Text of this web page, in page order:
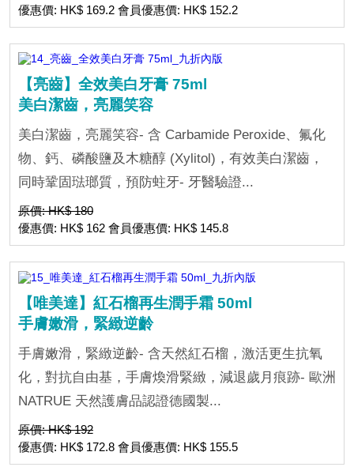
優惠價: HK$ 169.2 會員優惠價: HK$ 152.2
【亮齒】全效美白牙膏 75ml
美白潔齒，亮麗笑容
美白潔齒，亮麗笑容- 含 Carbamide Peroxide、氟化
物、鈣、磷酸鹽及木糖醇 (Xylitol)，有效美白潔齒，
同時鞏固琺瑯質，預防蛀牙- 牙醫驗證...
原價: HK$ 180
優惠價: HK$ 162 會員優惠價: HK$ 145.8
【唯美達】紅石榴再生潤手霜 50ml
手膚嫩滑，緊緻逆齡
手膚嫩滑，緊緻逆齡- 含天然紅石榴，激活更生抗氧
化，對抗自由基，手膚煥滑緊緻，減退歲月痕跡- 歐洲
NATRUE 天然護膚品認證德國製...
原價: HK$ 192
優惠價: HK$ 172.8 會員優惠價: HK$ 155.5